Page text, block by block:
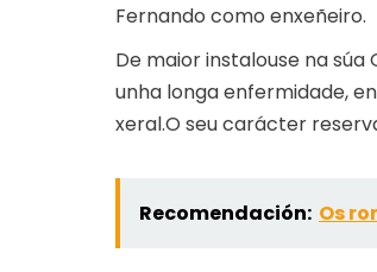
Fernando como enxeñeiro.
De maior instalouse na
unha longa enfermidade,
xeral.O seu carácter
Recomendación: Os